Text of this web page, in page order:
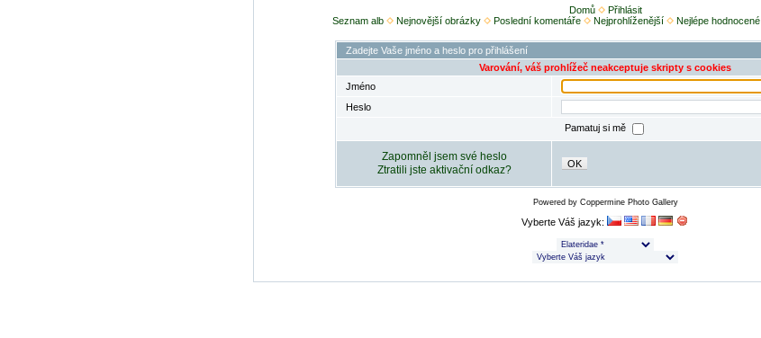
Domů
Přihlásit
Seznam alb
Nejnovější obrázky Poslední komentáře Nejprohlíženější Nejlépe hodnocené
Zadejte Vaše jméno a heslo pro přihlášení
Varování, váš prohlížeč neakceptuje skripty s cookies
Jméno
Heslo
Pamatuj si mě
Zapomněl jsem své heslo
Ztratili jste aktivační odkaz?
OK
Powered by Coppermine Photo Gallery
Vyberte Váš jazyk: